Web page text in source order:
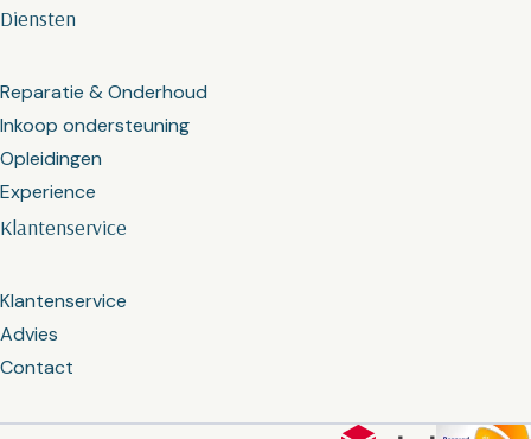
Klantenservice
Klantenservice
Advies
Contact
Diensten
Reparatie & Onderhoud
Inkoop ondersteuning
Opleidingen
Experience